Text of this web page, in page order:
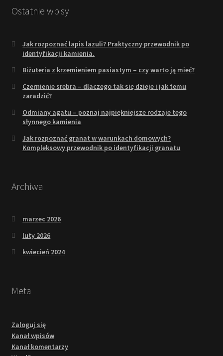
Ostatnie wpisy
Jak rozpoznać lapis lazuli? Praktyczny przewodnik po
identyfikacji kamienia.
Biżuteria z krzemieniem pasiastym – czy warto ją mieć?
Czernienie srebra – dlaczego tak się dzieje i jak temu
zaradzić?
Odmiany agatu – poznaj najpiękniejsze rodzaje tego
słynnego kamienia
Jak rozpoznać granat w warunkach domowych?
Kompleksowy przewodnik po identyfikacji granatu
Archiwa
marzec 2026
luty 2026
kwiecień 2024
Meta
Zaloguj się
Kanał wpisów
Kanał komentarzy